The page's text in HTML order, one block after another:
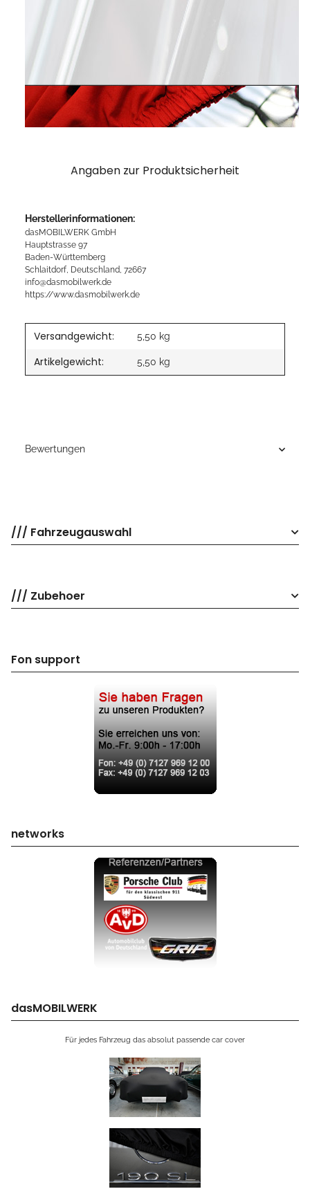
Angaben zur Produktsicherheit
Herstellerinformationen:
dasMOBILWERK GmbH
Hauptstrasse 97
Baden-Württemberg
Schlaitdorf, Deutschland, 72667
info@dasmobilwerk.de
https://www.dasmobilwerk.de
Versandgewicht: 5,50 kg
Artikelgewicht: 5,50 kg
Bewertungen
/// Fahrzeugauswahl
/// Zubehoer
Fon support
networks
dasMOBILWERK
Für jedes Fahrzeug das absolut passende car cover